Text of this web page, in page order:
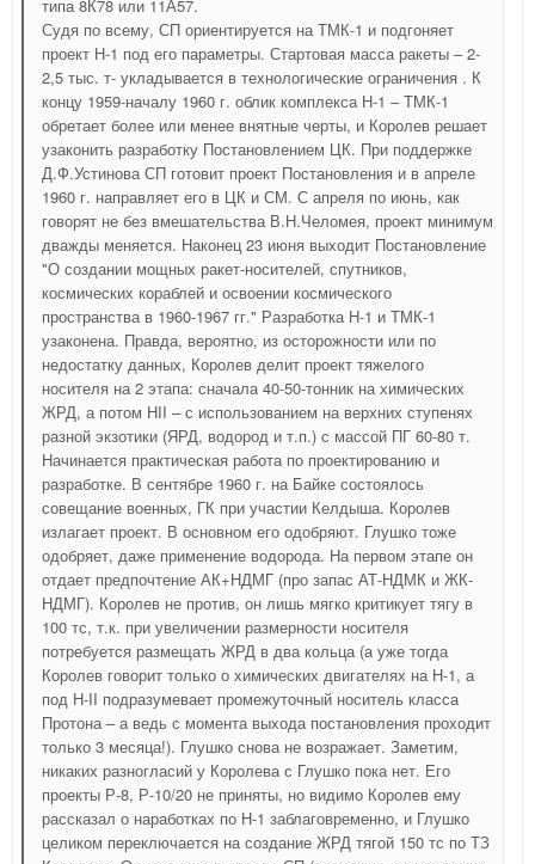
типа 8К78 или 11А57.
Судя по всему, СП ориентируется на ТМК-1 и подгоняет
проект Н-1 под его параметры. Стартовая масса ракеты – 2-
2,5 тыс. т- укладывается в технологические ограничения . К
концу 1959-началу 1960 г. облик комплекса Н-1 – ТМК-1
обретает более или менее внятные черты, и Королев решает
узаконить разработку Постановлением ЦК. При поддержке
Д.Ф.Устинова СП готовит проект Постановления и в апреле
1960 г. направляет его в ЦК и СМ. С апреля по июнь, как
говорят не без вмешательства В.Н.Челомея, проект минимум
дважды меняется. Наконец 23 июня выходит Постановление
"О создании мощных ракет-носителей, спутников,
космических кораблей и освоении космического
пространства в 1960-1967 гг." Разработка Н-1 и ТМК-1
узаконена. Правда, вероятно, из осторожности или по
недостатку данных, Королев делит проект тяжелого
носителя на 2 этапа: сначала 40-50-тонник на химических
ЖРД, а потом НII – с использованием на верхних ступенях
разной экзотики (ЯРД, водород и т.п.) с массой ПГ 60-80 т.
Начинается практическая работа по проектированию и
разработке. В сентябре 1960 г. на Байке состоялось
совещание военных, ГК при участии Келдыша. Королев
излагает проект. В основном его одобряют. Глушко тоже
одобряет, даже применение водорода. На первом этапе он
отдает предпочтение АК+НДМГ (про запас АТ-НДМК и ЖК-
НДМГ). Королев не против, он лишь мягко критикует тягу в
100 тс, т.к. при увеличении размерности носителя
потребуется размещать ЖРД в два кольца (а уже тогда
Королев говорит только о химических двигателях на Н-1, а
под Н-II подразумевает промежуточный носитель класса
Протона – а ведь с момента выхода постановления проходит
только 3 месяца!). Глушко снова не возражает. Заметим,
никаких разногласий у Королева с Глушко пока нет. Его
проекты Р-8, Р-10/20 не приняты, но видимо Королев ему
рассказал о наработках по Н-1 заблаговременно, и Глушко
целиком переключается на создание ЖРД тягой 150 тс по ТЗ